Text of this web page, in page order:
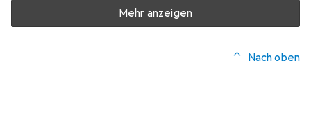
Mehr anzeigen
Nach oben